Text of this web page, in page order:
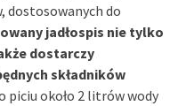
dostosowanych do
jadłospis nie tylko
dostarczy
składników
piciu około 2 litrów wody